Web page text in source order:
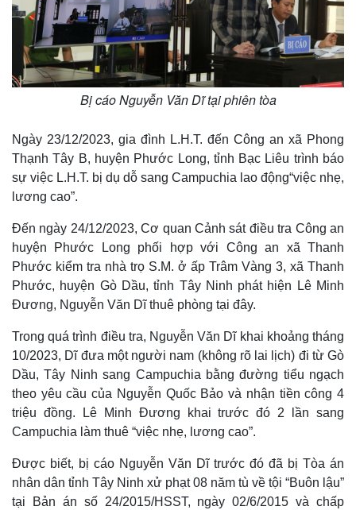
Bị cáo Nguyễn Văn Dĩ tại phiên tòa
Ngày 23/12/2023, gia đình L.H.T. đến Công an xã Phong
Thạnh Tây B, huyện Phước Long, tỉnh Bạc Liêu trình báo
sự việc L.H.T. bị dụ dỗ sang Campuchia lao động“việc nhẹ,
lương cao”.
Đến ngày 24/12/2023, Cơ quan Cảnh sát điều tra Công an
huyện Phước Long phối hợp với Công an xã Thanh
Phước kiểm tra nhà trọ S.M. ở ấp Trâm Vàng 3, xã Thanh
Phước, huyện Gò Dầu, tỉnh Tây Ninh phát hiện Lê Minh
Đương, Nguyễn Văn Dĩ thuê phòng tại đây.
Trong quá trình điều tra, Nguyễn Văn Dĩ khai khoảng tháng
10/2023, Dĩ đưa một người nam (không rõ lai lịch) đi từ Gò
Dầu, Tây Ninh sang Campuchia bằng đường tiểu ngạch
theo yêu cầu của Nguyễn Quốc Bảo và nhận tiền công 4
triệu đồng. Lê Minh Đương khai trước đó 2 lần sang
Campuchia làm thuê “việc nhẹ, lương cao”.
Được biết, bị cáo Nguyễn Văn Dĩ trước đó đã bị Tòa án
nhân dân tỉnh Tây Ninh xử phạt 08 năm tù về tội “Buôn lậu”
tại Bản án số 24/2015/HSST, ngày 02/6/2015 và chấp